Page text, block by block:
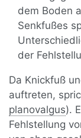
dem Boden
Senkfußes
der
Da Knickfuß
auftreten,
planovalgus).
Fehlstellung